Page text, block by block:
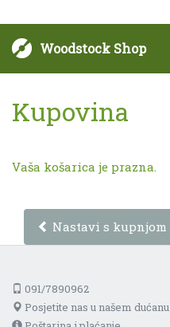
Woodstock Shop
Kupovina
Vaša košarica je prazna.
Nastavi s kupnjom
091/7890962
Posjetite nas u našem dućanu